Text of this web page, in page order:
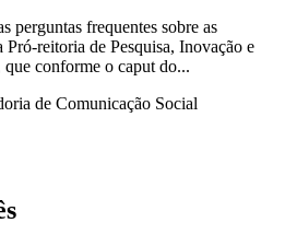
perguntas frequentes sobre as
Pró-reitoria de Pesquisa, Inovação e
conforme o caput do...
de Comunicação Social